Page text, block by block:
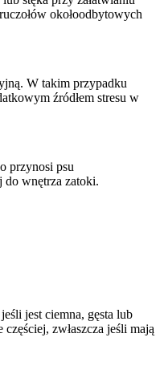
okołoodbytowych
W takim przypadku
źródłem stresu w
przynosi psu
do wnętrza zatoki.
jest ciemna, gęsta lub
zwłaszcza jeśli mają